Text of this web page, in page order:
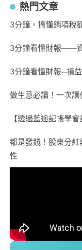
熱門文章
3分鐘，搞懂銷項稅
3分鐘看懂財報——
3分鐘看懂財報─損
做生意必讀！一次
【透過藍途記帳學
都是發錢！股東分
性